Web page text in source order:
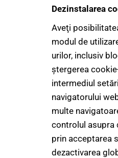
Dezinstalarea
Aveţi
modul de
urilor, inclusiv
ştergerea
intermediul
navigatorului
multe
controlul asupra
prin acceptarea
dezactivarea